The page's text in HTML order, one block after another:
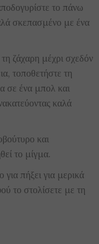
το πάνω
σκεπασμένο με ένα
ζάχαρη μέχρι σχεδόν
τοποθετήστε τη
σε ένα μπολ και
καλά
και
το μίγμα.
πήξει για μερικά
το στολίσετε με τη